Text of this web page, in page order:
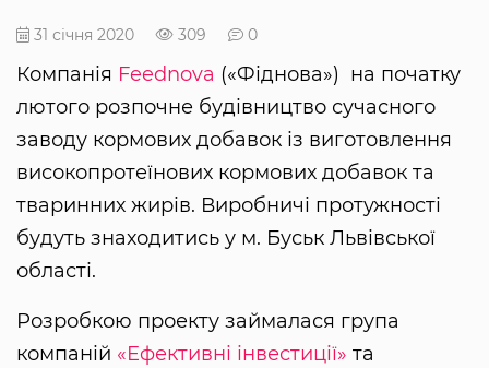
31 січня 2020 309 0
Компанія Feednova («Фіднова») на початку
лютого розпочне будівництво сучасного
заводу кормових добавок із виготовлення
високопротеїнових кормових добавок та
тваринних жирів. Виробничі протужності
будуть знаходитись у м. Буськ Львівської
області.
Розробкою проекту займалася група
компаній «Ефективні інвестиції» та